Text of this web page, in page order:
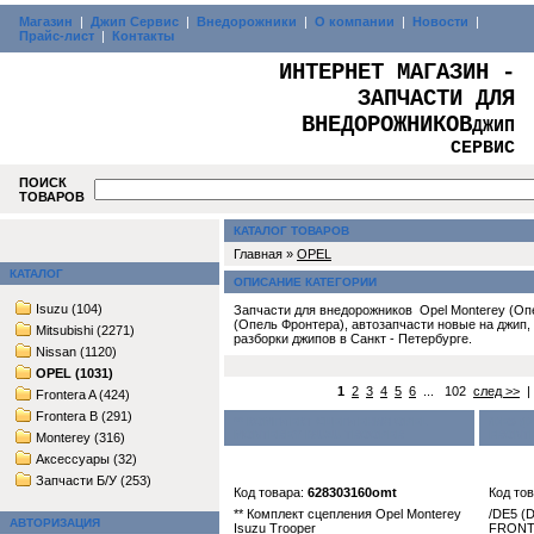
Магазин | Джип Сервис | Внедорожники | О компании | Новости
|
Прайс-лист | Контакты
ИНТЕРНЕТ МАГАЗИН -
ЗАПЧАСТИ ДЛЯ
ВНЕДОРОЖНИКОВДЖИП
СЕРВИС
ПОИСК
ТОВАРОВ
КАТАЛОГ
Isuzu (104)
Mitsubishi (2271)
Nissan (1120)
OPEL (1031)
Frontera A (424)
Frontera B (291)
Monterey (316)
Аксессуары (32)
Запчасти Б/У (253)
АВТОРИЗАЦИЯ
КАТАЛОГ ТОВАРОВ
Главная » OPEL
ОПИСАНИЕ КАТЕГОРИИ
Запчасти для внедорожников Opel Monterey
(Опель Фронтера), автозапчасти новые на джип,
разборки джипов в Санкт - Петербурге.
1 2 3 4 5 6 ... 102 след >>
Код товара: 628303160omt
** Комплект сцепления Opel Monterey
Isuzu Trooper
Код
/DE5